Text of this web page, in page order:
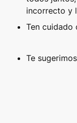
incorrecto y
Ten cuidado
Te